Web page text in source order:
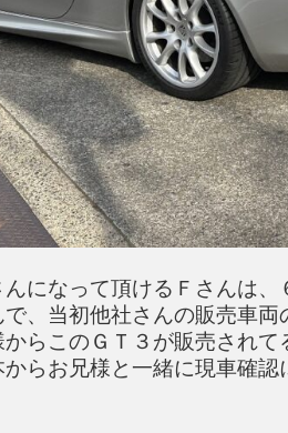
になって頂けるＦさんは
、当初他社さんの販売車
らこのＧＴ３が販売され
らお兄様と一緒に現車確